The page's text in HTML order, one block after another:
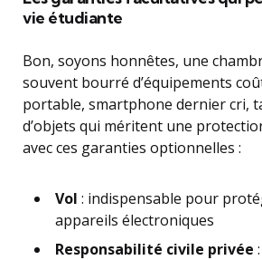
vie étudiante
Bon, soyons honnêtes, une
souvent bourré d’équipements
portable, smartphone dernier cri,
d’objets qui méritent une
avec ces garanties optionnelles :
Vol : indispensable pour
appareils électroniques
Responsabilité civile privée